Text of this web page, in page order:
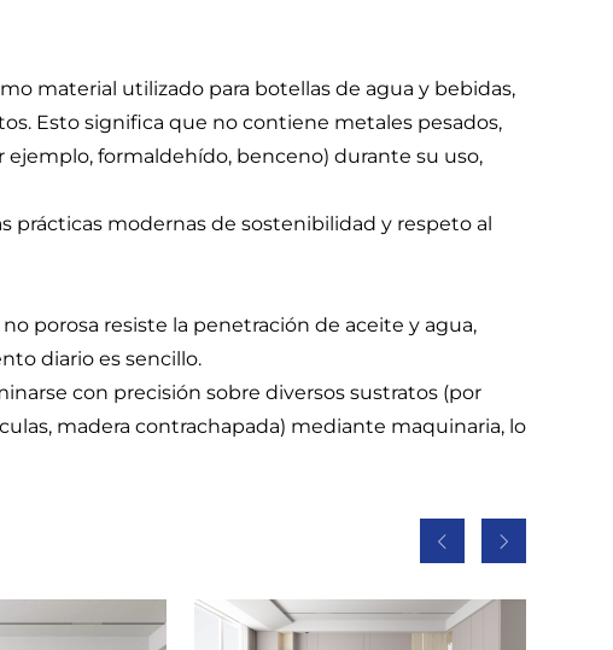
material utilizado para botellas de agua y bebidas,
Esto significa que no contiene metales pesados,
ejemplo, formaldehído, benceno) durante su uso,
prácticas modernas de sostenibilidad y respeto al
porosa resiste la penetración de aceite y agua,
diario es sencillo.
con precisión sobre diversos sustratos (por
madera contrachapada) mediante maquinaria, lo